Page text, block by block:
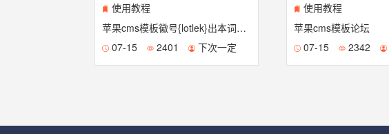
使用教程
苹果cms模板徽号{lotlek}出本词效果
07-15
2401 下次一定
使用教程
苹果cms模板论坛
07-15
2342